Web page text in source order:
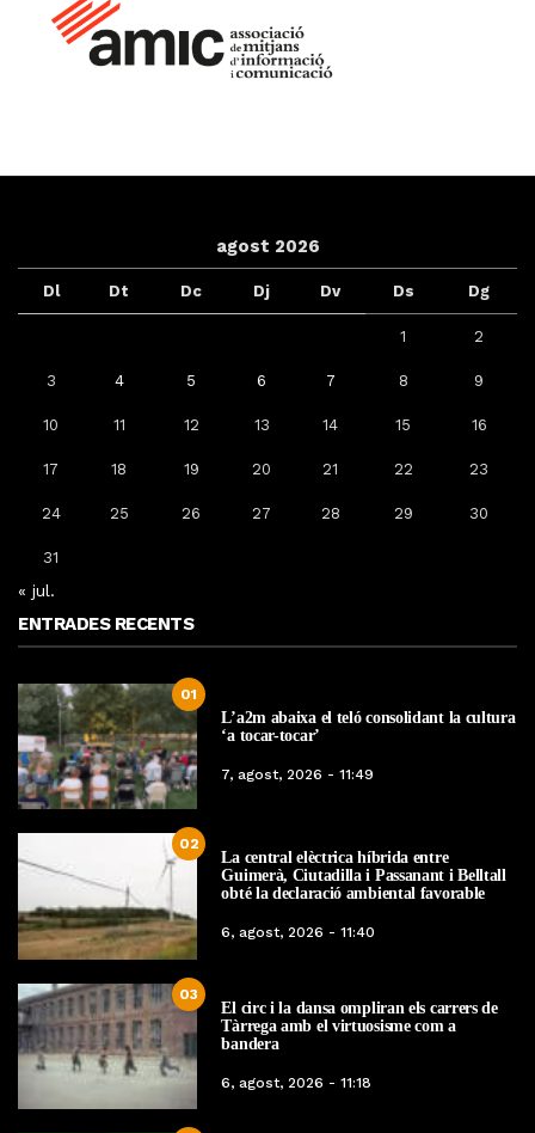
agost 2026
Dl Dt Dc Dj Dv Ds Dg
1 2
3 4 5 6 7 8 9
10 11 12 13 14 15 16
17 18 19 20 21 22 23
24 25 26 27 28 29 30
31
« jul.
ENTRADES RECENTS
01
L’a2m abaixa el teló consolidant la cultura
‘a tocar-tocar’
7, agost, 2026 - 11:49
02
La central elèctrica híbrida entre
Guimerà, Ciutadilla i Passanant i Belltall
obté la declaració ambiental favorable
6, agost, 2026 - 11:40
03
El circ i la dansa ompliran els carrers de
Tàrrega amb el virtuosisme com a
bandera
6, agost, 2026 - 11:18